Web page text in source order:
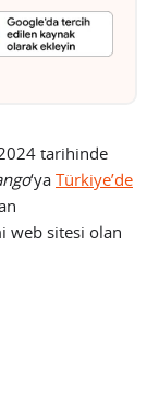
tarihinde
‘ya Türkiye’de
web sitesi olan